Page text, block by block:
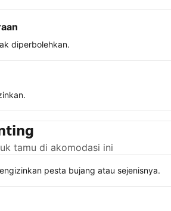
diperbolehkan.
tamu di akomodasi ini
pesta bujang atau sejenisnya.